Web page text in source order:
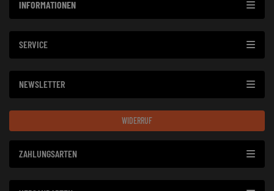
INFORMATIONEN
SERVICE
NEWSLETTER
WIDERRUF
ZAHLUNGSARTEN